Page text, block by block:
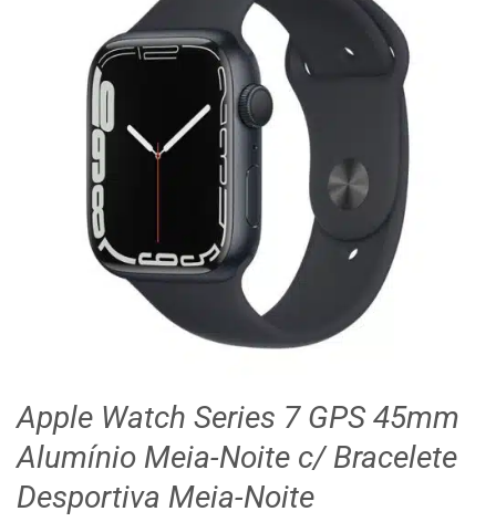
Adicionar
aos meus
desejos
Apple Watch Series 7 GPS 45mm
Alumínio Meia-Noite c/ Bracelete
Desportiva Meia-Noite